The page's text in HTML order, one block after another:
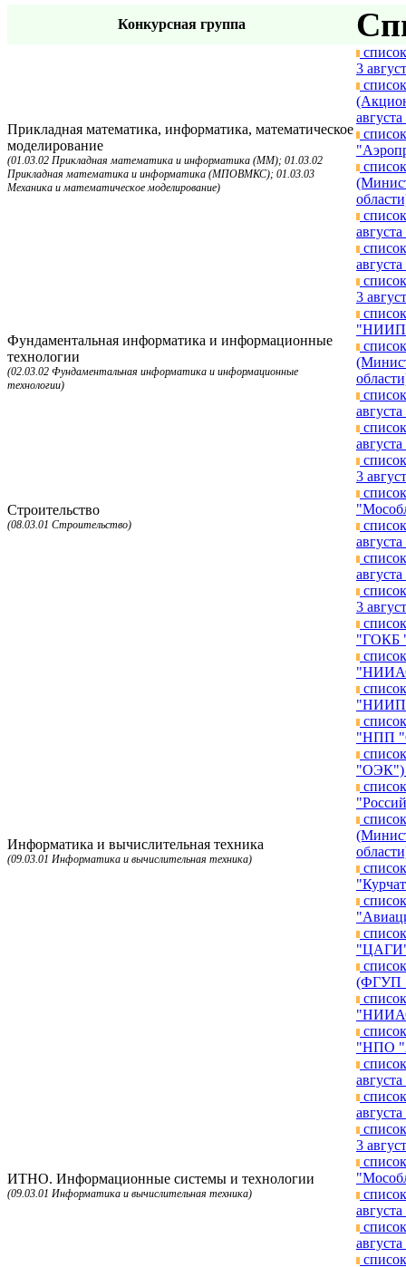
Конкурсная группа
Прикладная математика, информатика, математическое
моделирование
(01.03.02 Прикладная математика и информатика (ММ); 01.03.02
Прикладная математика и информатика (МПОВМКС); 01.03.03
Механика и математическое моделирование)
3
Фундаментальная информатика и информационные
технологии
(02.03.02 Фундаментальная информатика и информационные
технологии)
3
"НИИП
Строительство
(08.03.01 Строительство)
3
Информатика и вычислительная техника
(09.03.01 Информатика и вычислительная техника)
3
"ГОКБ
"НИИП
"НПП
"ОЭК")
"ЦАГИ")
(ФГУП
"НПО
ИТНО. Информационные системы и технологии
(09.03.01 Информатика и вычислительная техника)
3